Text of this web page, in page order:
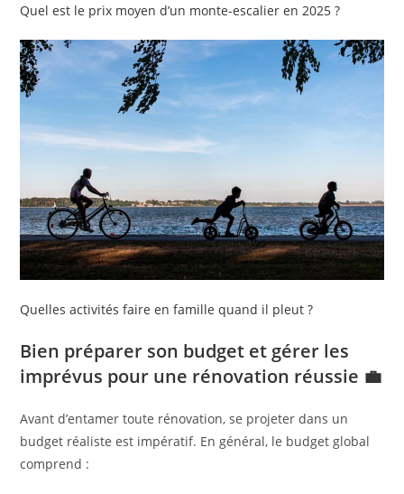
Quel est le prix moyen d’un monte-escalier en 2025 ?
Quelles activités faire en famille quand il pleut ?
Bien préparer son budget et gérer les
imprévus pour une rénovation réussie 💼
Avant d’entamer toute rénovation, se projeter dans un
budget réaliste est impératif. En général, le budget global
comprend :